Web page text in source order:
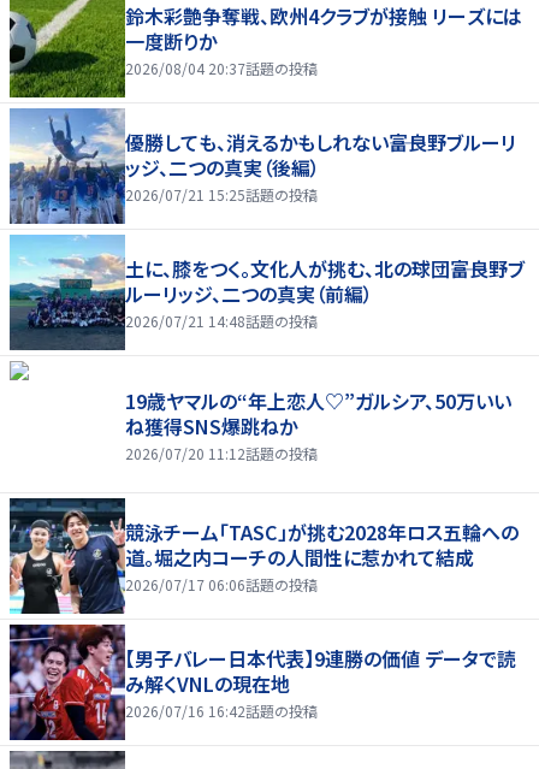
鈴木彩艶争奪戦、欧州4クラブが接触 リーズには
一度断りか
2026/08/04 20:37話題の投稿
優勝しても、消えるかもしれない――富良野ブルーリ
ッジ、二つの真実（後編）
2026/07/21 15:25話題の投稿
土に、膝をつく。文化人が挑む、北の球団――富良野ブ
ルーリッジ、二つの真実（前編）
2026/07/21 14:48話題の投稿
19歳ヤマルの“年上恋人♡”ガルシア、50万いい
ね獲得SNS爆跳ねか
2026/07/20 11:12話題の投稿
競泳チーム「TASC」が挑む2028年ロス五輪への
道。堀之内コーチの人間性に惹かれて結成
2026/07/17 06:06話題の投稿
【男子バレー日本代表】9連勝の価値 データで読
み解くVNLの現在地
2026/07/16 16:42話題の投稿